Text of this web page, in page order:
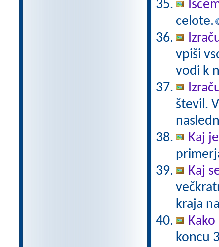
celote.
vpiši
vodi k
števil.
Kaj
Kaj
kraja
koncu